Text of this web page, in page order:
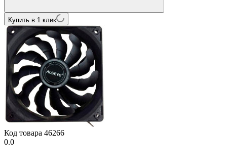
Купить в 1 клик
Код товара 46266
0.0